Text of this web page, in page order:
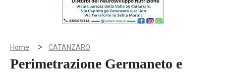
Home > CATANZARO
Perimetrazione Germaneto e